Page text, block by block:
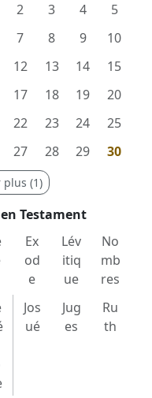
2 3 4
5
7 8 9
10
12 13 14
15
17 18 19
20
22 23 24
25
27 28 29 30
plus (1)
Testament
Ex
od
e
Lév
itiq
ue
No
mb
res
Jos
ué
Jug
es
Ru
th